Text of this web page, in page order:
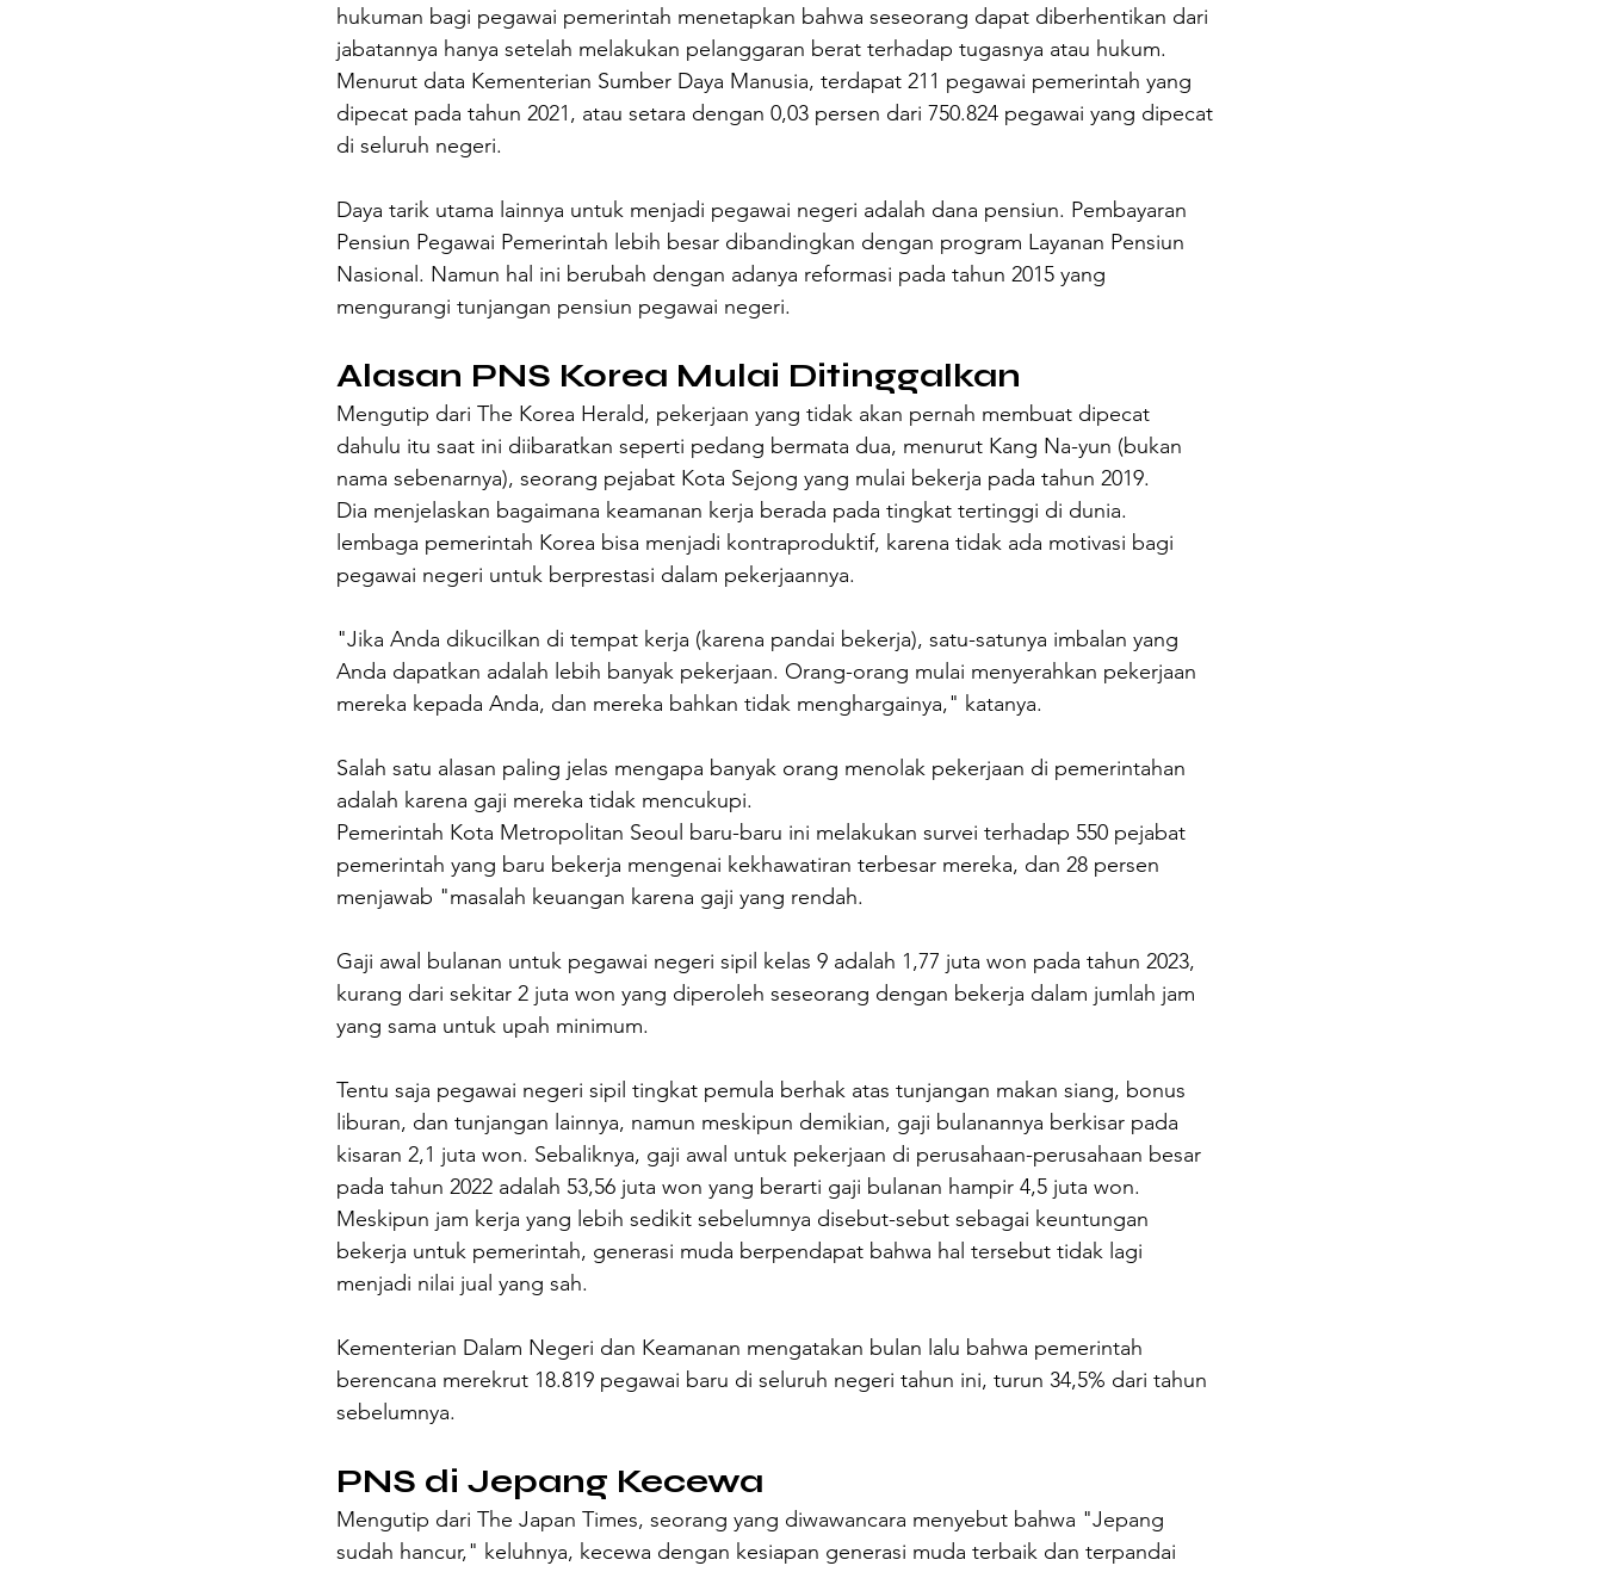
hukuman bagi pegawai pemerintah menetapkan bahwa seseorang dapat diberhentikan dari
jabatannya hanya setelah melakukan pelanggaran berat terhadap tugasnya atau hukum.
Menurut data Kementerian Sumber Daya Manusia, terdapat 211 pegawai pemerintah yang
dipecat pada tahun 2021, atau setara dengan 0,03 persen dari 750.824 pegawai yang dipecat
di seluruh negeri.
Daya tarik utama lainnya untuk menjadi pegawai negeri adalah dana pensiun. Pembayaran
Pensiun Pegawai Pemerintah lebih besar dibandingkan dengan program Layanan Pensiun
Nasional. Namun hal ini berubah dengan adanya reformasi pada tahun 2015 yang
mengurangi tunjangan pensiun pegawai negeri.
Alasan PNS Korea Mulai Ditinggalkan
Mengutip dari The Korea Herald, pekerjaan yang tidak akan pernah membuat dipecat
dahulu itu saat ini diibaratkan seperti pedang bermata dua, menurut Kang Na-yun (bukan
nama sebenarnya), seorang pejabat Kota Sejong yang mulai bekerja pada tahun 2019.
Dia menjelaskan bagaimana keamanan kerja berada pada tingkat tertinggi di dunia.
lembaga pemerintah Korea bisa menjadi kontraproduktif, karena tidak ada motivasi bagi
pegawai negeri untuk berprestasi dalam pekerjaannya.
"Jika Anda dikucilkan di tempat kerja (karena pandai bekerja), satu-satunya imbalan yang
Anda dapatkan adalah lebih banyak pekerjaan. Orang-orang mulai menyerahkan pekerjaan
mereka kepada Anda, dan mereka bahkan tidak menghargainya," katanya.
Salah satu alasan paling jelas mengapa banyak orang menolak pekerjaan di pemerintahan
adalah karena gaji mereka tidak mencukupi.
Pemerintah Kota Metropolitan Seoul baru-baru ini melakukan survei terhadap 550 pejabat
pemerintah yang baru bekerja mengenai kekhawatiran terbesar mereka, dan 28 persen
menjawab "masalah keuangan karena gaji yang rendah.
Gaji awal bulanan untuk pegawai negeri sipil kelas 9 adalah 1,77 juta won pada tahun 2023,
kurang dari sekitar 2 juta won yang diperoleh seseorang dengan bekerja dalam jumlah jam
yang sama untuk upah minimum.
Tentu saja pegawai negeri sipil tingkat pemula berhak atas tunjangan makan siang, bonus
liburan, dan tunjangan lainnya, namun meskipun demikian, gaji bulanannya berkisar pada
kisaran 2,1 juta won. Sebaliknya, gaji awal untuk pekerjaan di perusahaan-perusahaan besar
pada tahun 2022 adalah 53,56 juta won yang berarti gaji bulanan hampir 4,5 juta won.
Meskipun jam kerja yang lebih sedikit sebelumnya disebut-sebut sebagai keuntungan
bekerja untuk pemerintah, generasi muda berpendapat bahwa hal tersebut tidak lagi
menjadi nilai jual yang sah.
Kementerian Dalam Negeri dan Keamanan mengatakan bulan lalu bahwa pemerintah
berencana merekrut 18.819 pegawai baru di seluruh negeri tahun ini, turun 34,5% dari tahun
sebelumnya.
PNS di Jepang Kecewa
Mengutip dari The Japan Times, seorang yang diwawancara menyebut bahwa "Jepang
sudah hancur," keluhnya, kecewa dengan kesiapan generasi muda terbaik dan terpandai